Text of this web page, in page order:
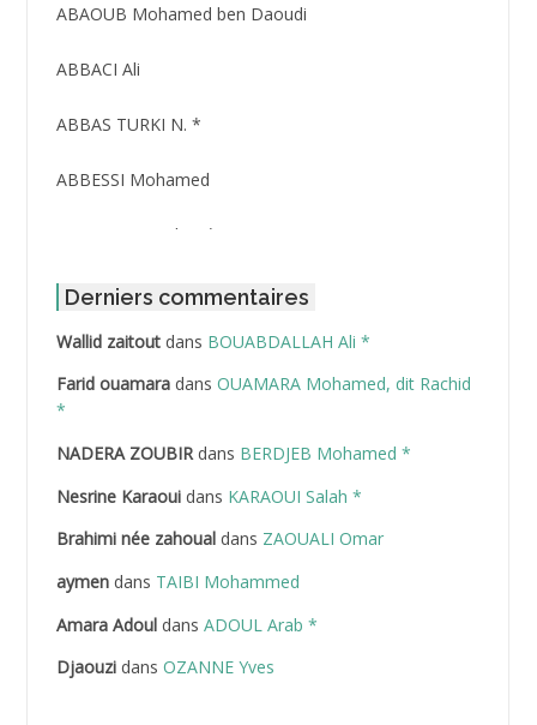
ABAOUB Mohamed ben Daoudi
ABBACI Ali
ABBAS TURKI N. *
ABBESSI Mohamed
ABBOUR Azzedine *
ABDAT Amar
ABDEDDAIM Hamid
ABDELAZIZ Mohamed
ABDELHAFID Lakhdar
ABDELLI Mohamed
ABDELLI Mohamed *
Derniers commentaires
Wallid zaitoutdans BOUABDALLAH Ali *
Farid ouamaradans OUAMARA Mohamed, dit Rachid
*
NADERA ZOUBIRdans BERDJEB Mohamed *
Nesrine Karaouidans KARAOUI Salah *
Brahimi née zahoualdans ZAOUALI Omar
aymendans TAIBI Mohammed
Amara Adouldans ADOUL Arab *
Djaouzidans OZANNE Yves